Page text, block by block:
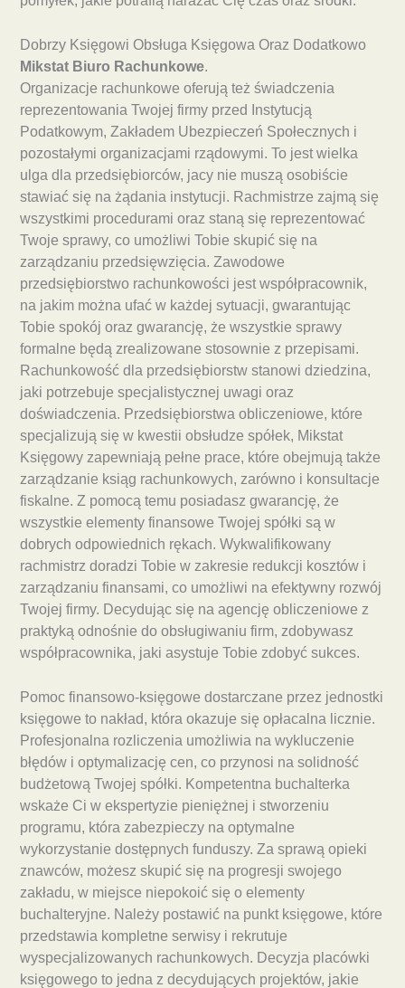
Dobrzy Księgowi Obsługa Księgowa Oraz Dodatkowo
Mikstat Biuro Rachunkowe.
Organizacje rachunkowe oferują też świadczenia
reprezentowania Twojej firmy przed Instytucją
Podatkowym, Zakładem Ubezpieczeń Społecznych i
pozostałymi organizacjami rządowymi. To jest wielka
ulga dla przedsiębiorców, jacy nie muszą osobiście
stawiać się na żądania instytucji. Rachmistrze zajmą się
wszystkimi procedurami oraz staną się reprezentować
Twoje sprawy, co umożliwi Tobie skupić się na
zarządzaniu przedsięwzięcia. Zawodowe
przedsiębiorstwo rachunkowości jest współpracownik,
na jakim można ufać w każdej sytuacji, gwarantując
Tobie spokój oraz gwarancję, że wszystkie sprawy
formalne będą zrealizowane stosownie z przepisami.
Rachunkowość dla przedsiębiorstw stanowi dziedzina,
jaki potrzebuje specjalistycznej uwagi oraz
doświadczenia. Przedsiębiorstwa obliczeniowe, które
specjalizują się w kwestii obsłudze spółek, Mikstat
Księgowy zapewniają pełne prace, które obejmują także
zarządzanie ksiąg rachunkowych, zarówno i konsultacje
fiskalne. Z pomocą temu posiadasz gwarancję, że
wszystkie elementy finansowe Twojej spółki są w
dobrych odpowiednich rękach. Wykwalifikowany
rachmistrz doradzi Tobie w zakresie redukcji kosztów i
zarządzaniu finansami, co umożliwi na efektywny rozwój
Twojej firmy. Decydując się na agencję obliczeniowe z
praktyką odnośnie do obsługiwaniu firm, zdobywasz
współpracownika, jaki asystuje Tobie zdobyć sukces.
Pomoc finansowo-księgowe dostarczane przez jednostki
księgowe to nakład, która okazuje się opłacalna licznie.
Profesjonalna rozliczenia umożliwia na wykluczenie
błędów i optymalizację cen, co przynosi na solidność
budżetową Twojej spółki. Kompetentna buchalterka
wskaże Ci w ekspertyzie pieniężnej i stworzeniu
programu, która zabezpieczy na optymalne
wykorzystanie dostępnych funduszy. Za sprawą opieki
znawców, możesz skupić się na progresji swojego
zakładu, w miejsce niepokoić się o elementy
buchalteryjne. Należy postawić na punkt księgowe, które
przedstawia kompletne serwisy i rekrutuje
wyspecjalizowanych rachunkowych. Decyzja placówki
księgowego to jedna z decydujących projektów, jakie